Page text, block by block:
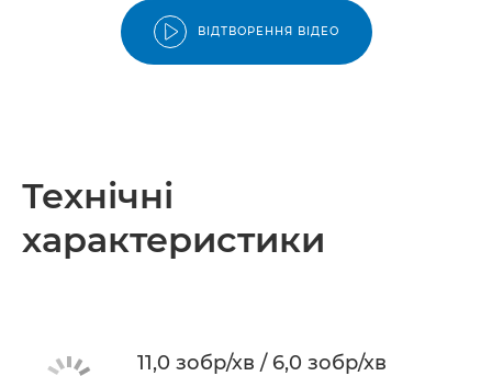
ВІДТВОРЕННЯ ВІДЕО
Технічні
характеристики
11,0 зобр/хв / 6,0 зобр/хв